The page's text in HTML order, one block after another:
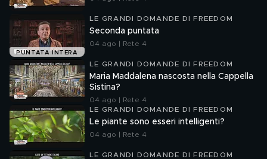
PUNTATA INTERA
LE GRANDI DOMANDE DI FREEDOM
Seconda puntata
04 ago | Rete 4
LE GRANDI DOMANDE DI FREEDOM
Maria Maddalena nascosta nella Cappella
Sistina?
04 ago | Rete 4
LE GRANDI DOMANDE DI FREEDOM
Le piante sono esseri intelligenti?
04 ago | Rete 4
LE GRANDI DOMANDE DI FREEDOM